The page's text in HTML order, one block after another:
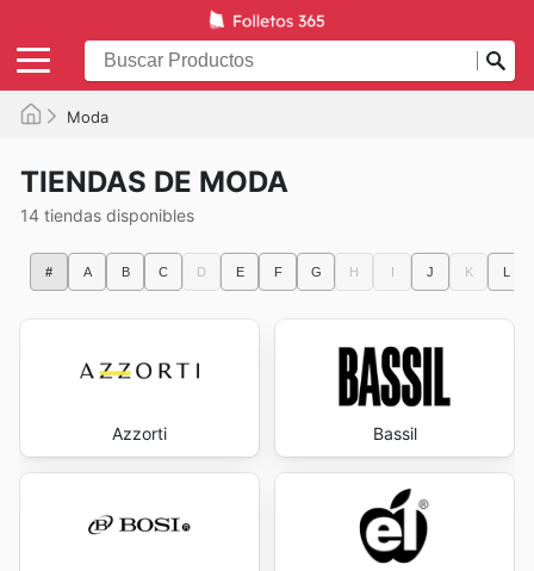
Moda
TIENDAS DE MODA
14 tiendas disponibles
# A B C D E F G H I J K L
Azzorti Bassil